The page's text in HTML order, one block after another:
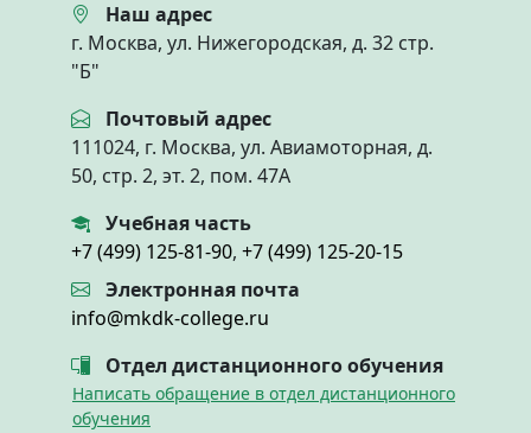
Наш адрес
г. Москва, ул. Нижегородская, д. 32 стр.
"Б"
Почтовый адрес
111024, г. Москва, ул. Авиамоторная, д.
50, стр. 2, эт. 2, пом. 47А
Учебная часть
+7 (499) 125-81-90, +7 (499) 125-20-15
Электронная почта
info@mkdk-college.ru
Отдел дистанционного обучения
Написать обращение в отдел дистанционного
обучения